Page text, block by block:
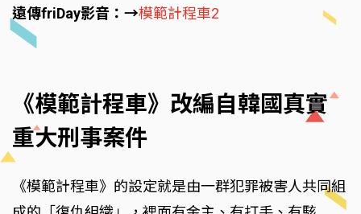
遠傳friDay影音：→模範計程車2
《模範計程車》改編自韓國真實
重大刑事案件
《模範計程車》的設定就是由一群犯罪被害人共同組